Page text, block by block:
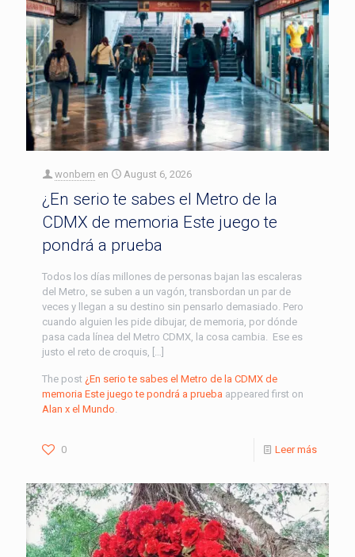
wonbern en August 6, 2026
¿En serio te sabes el Metro de la
CDMX de memoria Este juego te
pondrá a prueba
Todos los días millones de personas bajan las escaleras
del Metro, se suben a un vagón, transbordan un par de
veces y llegan a su destino sin pensarlo demasiado. Pero
cuando alguien les pide dibujar, de memoria, por dónde
pasa cada línea del Metro CDMX, la cosa cambia. Ese es
justo el reto de croquis, […]
The post ¿En serio te sabes el Metro de la CDMX de
memoria Este juego te pondrá a prueba appeared first on
Alan x el Mundo
0 Leer más